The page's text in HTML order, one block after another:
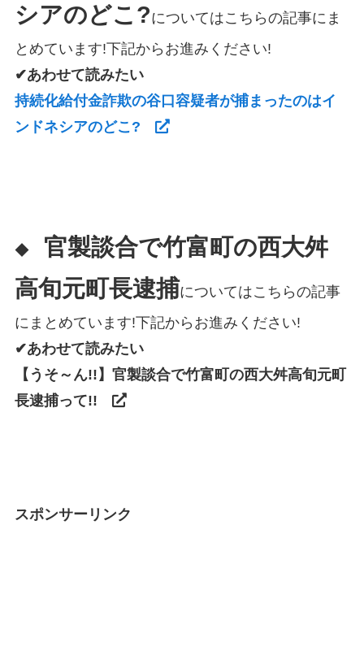
シアのどこ?についてはこちらの記事にま
とめています!下記からお進みください!
✔あわせて読みたい
持続化給付金詐欺の谷口容疑者が捕まったのはイ
ンドネシアのどこ?
◆ 官製談合で竹富町の西大舛
高旬元町長逮捕についてはこちらの記事
にまとめています!下記からお進みください!
✔あわせて読みたい
【うそ～ん!!】官製談合で竹富町の西大舛高旬元町
長逮捕って!!
スポンサーリンク